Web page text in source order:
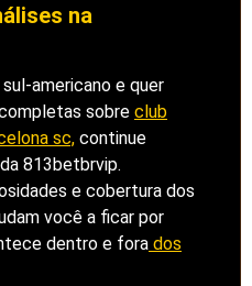
na
americano e quer
sobre club
sc, continue
813betbrvip.
e cobertura dos
você a ficar por
dentro e fora dos